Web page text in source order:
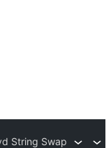
String Swap